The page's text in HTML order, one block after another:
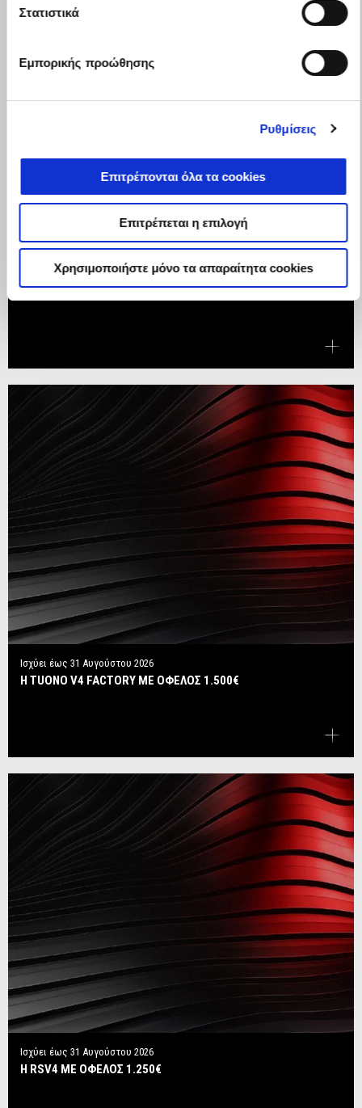
Στατιστικά
Εμπορικής προώθησης
Ρυθμίσεις
Επιτρέπονται όλα τα cookies
Επιτρέπεται η επιλογή
Χρησιμοποιήστε μόνο τα απαραίτητα cookies
Ισχύει έως31 Αυγούστου 2026
Η TUONO V4 ΜΕ ΟΦΕΛΟΣ 1.250€
Ισχύει έως 31 Αυγούστου 2026
Η TUONO V4 FACTORY ΜΕ ΟΦΕΛΟΣ 1.500€
Ισχύει έως 31 Αυγούστου 2026
Η RSV4 ΜΕ ΟΦΕΛΟΣ 1.250€